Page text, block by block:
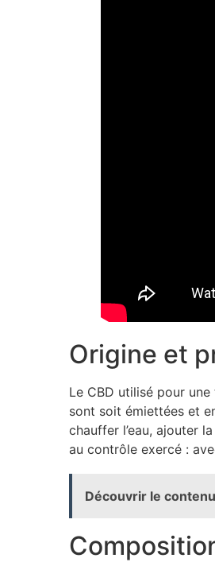
Origine et
Le CBD utilisé pour
sont soit émiettées et
chauffer l’eau, ajouter
au contrôle exercé :
Découvrir le